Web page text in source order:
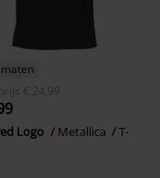
€ 24,99
Logo Metallica
T-